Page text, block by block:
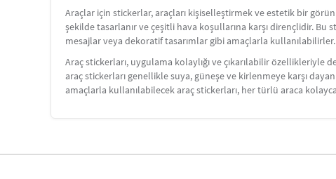
Araçlar için stickerlar, araçları kişiselleştirmek ve estetik bir
şekilde tasarlanır ve çeşitli hava koşullarına karşı dirençlidir. Bu
mesajlar veya dekoratif tasarımlar gibi amaçlarla kullanılabilirler.
Araç stickerları, uygulama kolaylığı ve çıkarılabilir özellikleriyle
araç stickerları genellikle suya, güneşe ve kirlenmeye karşı
amaçlarla kullanılabilecek araç stickerları, her türlü araca